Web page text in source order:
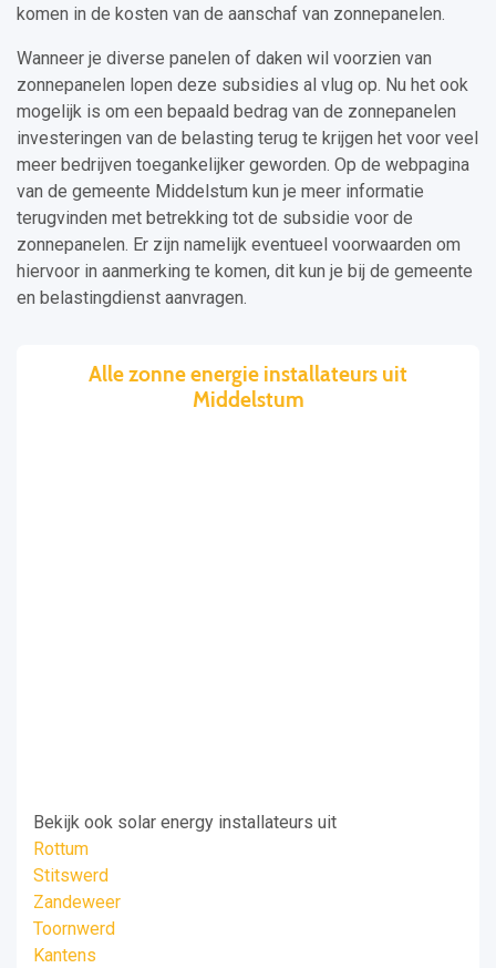
komen in de kosten van de aanschaf van zonnepanelen.
Wanneer je diverse panelen of daken wil voorzien van
zonnepanelen lopen deze subsidies al vlug op. Nu het ook
mogelijk is om een bepaald bedrag van de zonnepanelen
investeringen van de belasting terug te krijgen het voor veel
meer bedrijven toegankelijker geworden. Op de webpagina
van de gemeente Middelstum kun je meer informatie
terugvinden met betrekking tot de subsidie voor de
zonnepanelen. Er zijn namelijk eventueel voorwaarden om
hiervoor in aanmerking te komen, dit kun je bij de gemeente
en belastingdienst aanvragen.
Alle zonne energie installateurs uit
Middelstum
Bekijk ook solar energy installateurs uit
Rottum
Stitswerd
Zandeweer
Toornwerd
Kantens